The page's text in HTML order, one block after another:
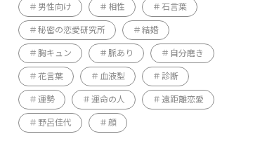
男性向け 相性 石言葉
秘密の恋愛研究所 結婚
胸キュン 脈あり 自分磨き
花言葉 血液型 診断
運勢 運命の人 遠距離恋愛
野呂佳代 顔